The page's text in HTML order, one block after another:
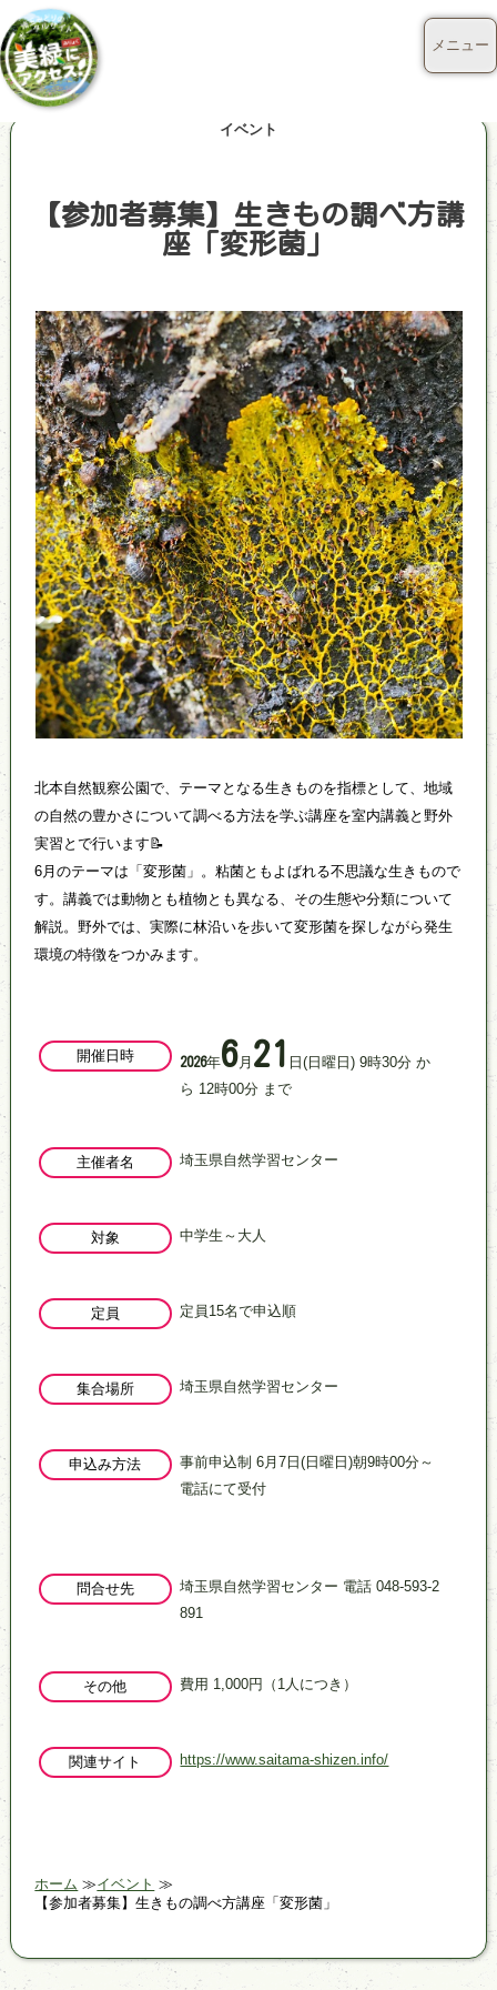
イベント
【参加者募集】生きもの調べ方講
座「変形菌」
北本自然観察公園で、テーマとなる生きものを指標として、地域
の自然の豊かさについて調べる方法を学ぶ講座を室内講義と野外
実習とで行います📝
6月のテーマは「変形菌」。粘菌ともよばれる不思議な生きもので
す。講義では動物とも植物とも異なる、その生態や分類について
解説。野外では、実際に林沿いを歩いて変形菌を探しながら発生
環境の特徴をつかみます。
開催日時 2026年6月 21 日(日曜日) 9時30分 か
ら 12時00分 まで
主催者名 埼玉県自然学習センター
対象 中学生～大人
定員 定員15名で申込順
集合場所 埼玉県自然学習センター
申込み方法
事前申込制 6月7日(日曜日)朝9時00分～
電話にて受付
問合せ先
埼玉県自然学習センター 電話 048-593-2
891
その他 費用 1,000円（1人につき）
関連サイト https://www.saitama-shizen.info/
ホーム
イベント
【参加者募集】生きもの調べ方講座「変形菌」
メニュー